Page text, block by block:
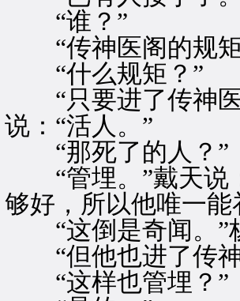
“谁？”
“传神医阁的规矩
“什么规矩？”
“只要进了传神医
说：“活人。”
“那死了的人？”
“管埋。”戴天说
够好，所以他唯一
“这倒是奇闻。”
“但他也进了传神
“这样也管埋？”